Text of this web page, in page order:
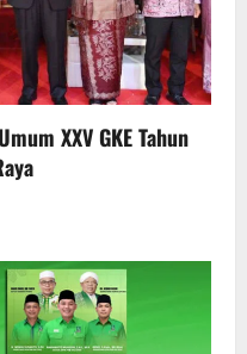
XXV GKE Tahun